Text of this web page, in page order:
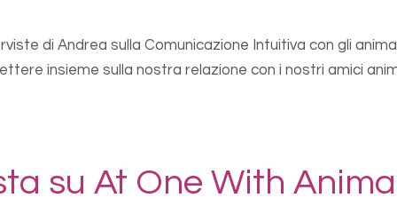
di Andrea sulla Comunicazione Intuitiva con gli
insieme sulla nostra relazione con i nostri amici
su At One With